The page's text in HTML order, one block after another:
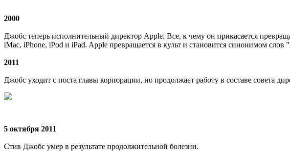
2000
Джобс теперь исполнительный директор Apple. Все, к чему он прикасается
iMac, iPhone, iPod и iPad. Apple превращается в культ и становится синонимом
2011
Джобс уходит с поста главы корпорации, но продолжает работу в составе совета
5 октября 2011
Стив Джобс умер в результате продолжительной болезни.